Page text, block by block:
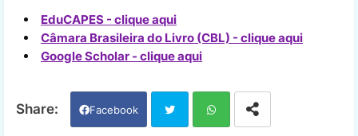
EduCAPES - clique aqui
Câmara Brasileira do Livro (CBL) - clique aqui
Google Scholar - clique aqui
Facebook